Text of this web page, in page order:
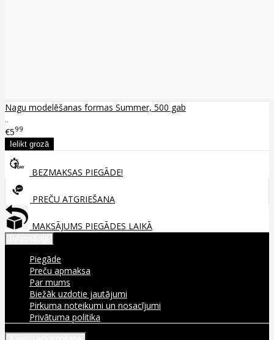
Nagu modelēšanas formas Summer, 500 gab
..
€599
BEZMAKSAS PIEGĀDE!
PREČU ATGRIEŠANA
MAKSĀJUMS PIEGĀDES LAIKĀ
Piegāde
Preču apmaksa
Par mums
Biežāk uzdotie jautājumi
Pirkuma noteikumi un nosacījumi
Privātuma politika